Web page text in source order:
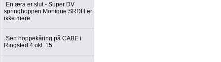
En æra er slut - Super DV
springhoppen Monique SRDH er
ikke mere
Sen hoppekåring på CABE i
Ringsted 4 okt. 15